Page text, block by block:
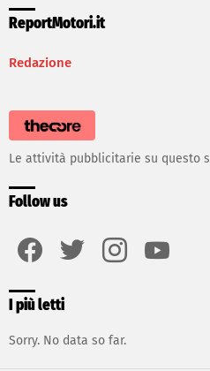
ReportMotori.it
Redazione
Le attività pubblicitarie su questo
Follow us
I più letti
Sorry. No data so far.